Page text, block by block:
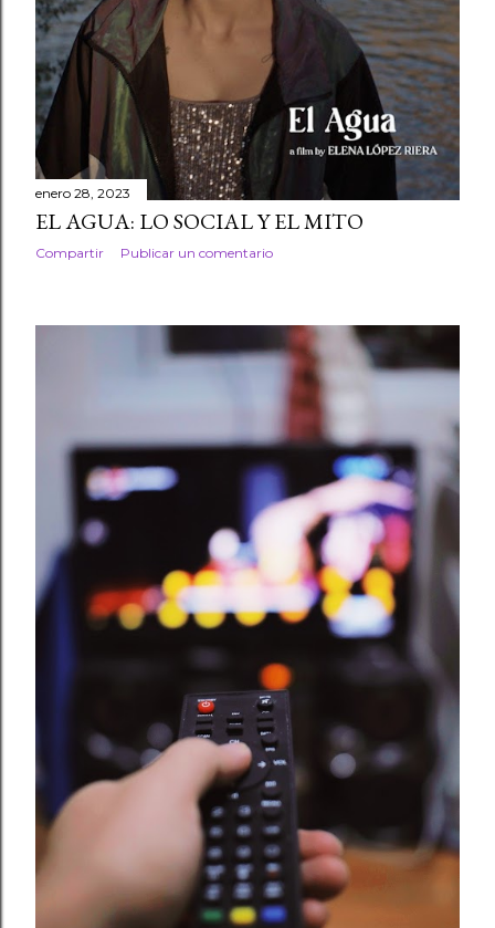
enero 28, 2023
EL AGUA: LO SOCIAL Y EL MITO
Compartir Publicar un comentario